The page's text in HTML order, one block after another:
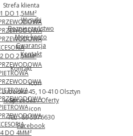
DO 1,5MM²
DO 2,5MM²
DO 4MM²
Strefa klienta
Wysyłki
Bezpieczeństwo
Moje konto
Gwarancja
Kontakt
Kontakt
icon
45, 10-410 Olsztyn
iconSprzedaż / Oferty
icon
TEL : 89 5376630
Facebook